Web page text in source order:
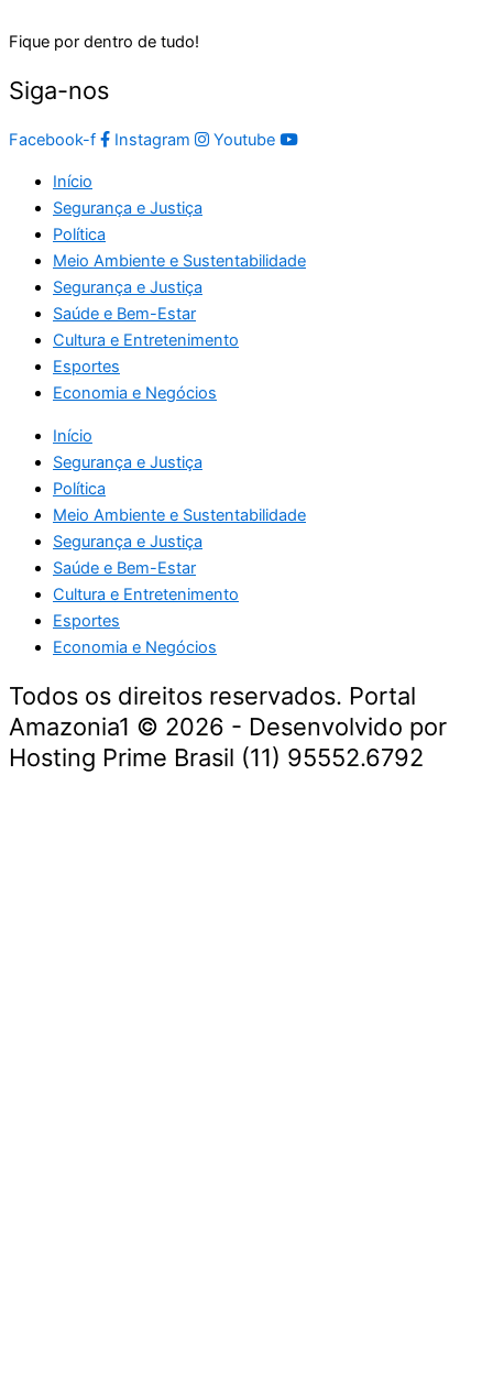
Fique por dentro de tudo!
Siga-nos
Facebook-f Instagram Youtube
Início
Segurança e Justiça
Política
Meio Ambiente e Sustentabilidade
Segurança e Justiça
Saúde e Bem-Estar
Cultura e Entretenimento
Esportes
Economia e Negócios
Início
Segurança e Justiça
Política
Meio Ambiente e Sustentabilidade
Segurança e Justiça
Saúde e Bem-Estar
Cultura e Entretenimento
Esportes
Economia e Negócios
Todos os direitos reservados. Portal
Amazonia1 © 2026 - Desenvolvido por
Hosting Prime Brasil (11) 95552.6792